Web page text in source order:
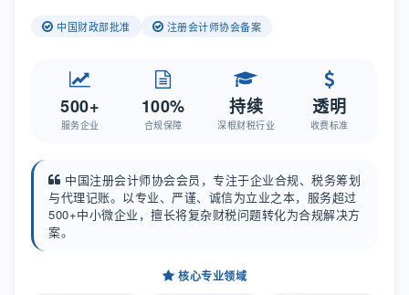
中国财政部批准 注册会计师协会备案
500+
服务企业
100%
合规保障
持续
深根财税行业
透明
收费标准
中国注册会计师协会会员，专注于企业合规、税务筹划
与代理记账。以专业、严谨、诚信为立业之本，服务超过
500+中小微企业，擅长将复杂财税问题转化为合规解决方
案。
核心专业领域